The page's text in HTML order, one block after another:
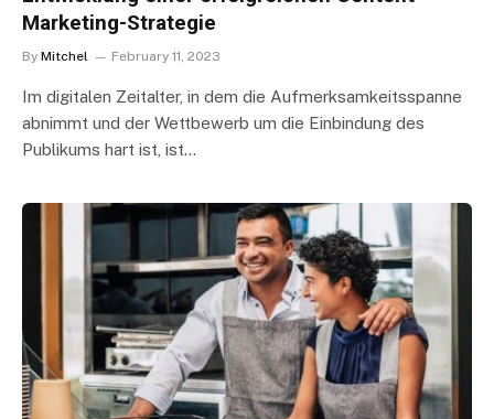
Marketing-Strategie
By Mitchel February 11, 2023
Im digitalen Zeitalter, in dem die Aufmerksamkeitsspanne
abnimmt und der Wettbewerb um die Einbindung des
Publikums hart ist, ist…